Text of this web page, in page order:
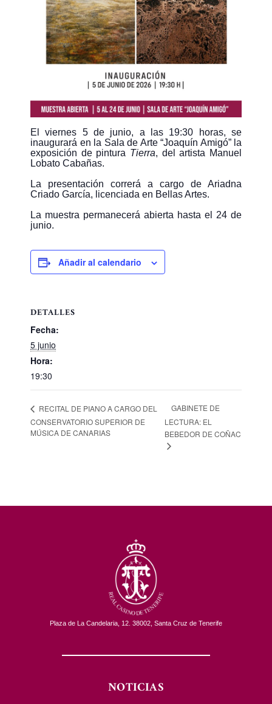
El viernes 5 de junio, a las 19:30 horas, se
inaugurará en la Sala de Arte “Joaquín Amigó” la
exposición de pintura Tierra, del artista Manuel
Lobato Cabañas.
La presentación correrá a cargo de Ariadna
Criado García, licenciada en Bellas Artes.
La muestra permanecerá abierta hasta el 24 de
junio.
Añadir al calendario
DETALLES
Fecha:
5 junio
Hora:
19:30
RECITAL DE PIANO A CARGO DEL
CONSERVATORIO SUPERIOR DE
MÚSICA DE CANARIAS
GABINETE DE
LECTURA: EL
BEBEDOR DE COÑAC
Plaza de La Candelaria, 12. 38002, Santa Cruz de Tenerife
NOTICIAS